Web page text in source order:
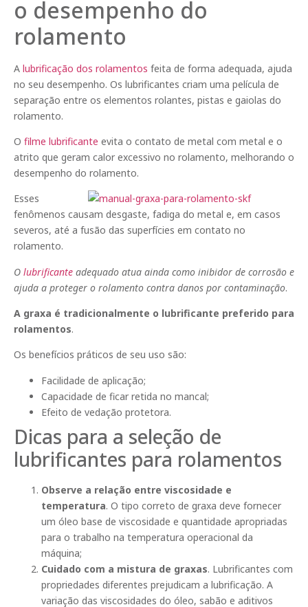
o desempenho do
rolamento
A lubrificação dos rolamentos feita de forma adequada, ajuda
no seu desempenho. Os lubrificantes criam uma película de
separação entre os elementos rolantes, pistas e gaiolas do
rolamento.
O filme lubrificante evita o contato de metal com metal e o
atrito que geram calor excessivo no rolamento, melhorando o
desempenho do rolamento.
Esses
fenômenos causam desgaste, fadiga do metal e, em casos
severos, até a fusão das superfícies em contato no
rolamento.
O lubrificante adequado atua ainda como inibidor de corrosão e
ajuda a proteger o rolamento contra danos por contaminação.
A graxa é tradicionalmente o lubrificante preferido para
rolamentos.
Os benefícios práticos de seu uso são:
Facilidade de aplicação;
Capacidade de ficar retida no mancal;
Efeito de vedação protetora.
Dicas para a seleção de
lubrificantes para rolamentos
Observe a relação entre viscosidade e
temperatura. O tipo correto de graxa deve fornecer
um óleo base de viscosidade e quantidade apropriadas
para o trabalho na temperatura operacional da
máquina;
Cuidado com a mistura de graxas. Lubrificantes com
propriedades diferentes prejudicam a lubrificação. A
variação das viscosidades do óleo, sabão e aditivos